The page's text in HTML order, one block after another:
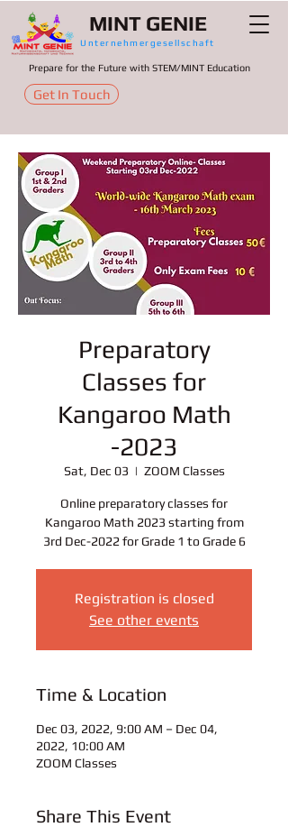
Get In Touch
MINT GENIE
Unternehmergesellschaft
Prepare for the Future with STEM/MINT Education
Preparatory
Classes for
Kangaroo Math
-2023
Sat, Dec 03
  |
ZOOM Classes
Online preparatory classes for
Kangaroo Math 2023 starting from
3rd Dec-2022 for Grade 1 to Grade 6
Registration is closed
See other events
Time & Location
Dec 03, 2022, 9:00 AM – Dec 04,
2022, 10:00 AM
ZOOM Classes
Share This Event